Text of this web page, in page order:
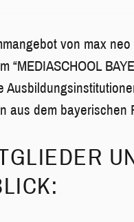
von max
“MEDIASCHOOL
aus dem bayerischen